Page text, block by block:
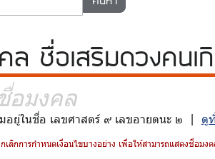
ล ชื่อเสริมดวงคนเ
อมงคล
อยู่ในชื่อ เลขศาสตร์ ๙ เลขอายตนะ ๒ | ดู
เลิกการกำหนดเงื่อนไขบางอย่าง เพื่อให้สามารถแสดงชื่อม